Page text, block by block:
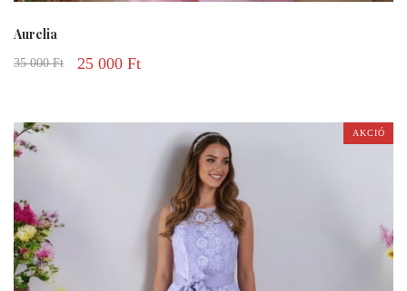
Aurelia
35 000Ft 25 000 Ft
AKCIÓ